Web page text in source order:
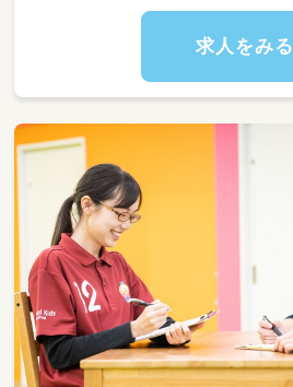
求人をみる